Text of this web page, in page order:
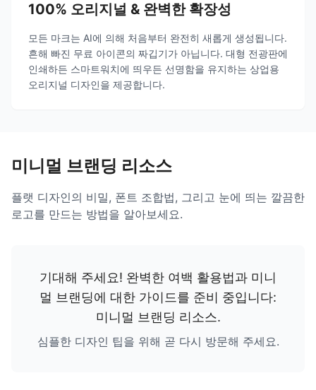
100% 오리지널 & 완벽한 확장성
모든 마크는 AI에 의해 처음부터 완전히 새롭게 생성됩니다.
흔해 빠진 무료 아이콘의 짜깁기가 아닙니다. 대형 전광판에
인쇄하든 스마트워치에 띄우든 선명함을 유지하는 상업용
오리지널 디자인을 제공합니다.
미니멀 브랜딩 리소스
플랫 디자인의 비밀, 폰트 조합법, 그리고 눈에 띄는 깔끔한
로고를 만드는 방법을 알아보세요.
기대해 주세요! 완벽한 여백 활용법과 미니
멀 브랜딩에 대한 가이드를 준비 중입니다:
미니멀 브랜딩 리소스.
심플한 디자인 팁을 위해 곧 다시 방문해 주세요.